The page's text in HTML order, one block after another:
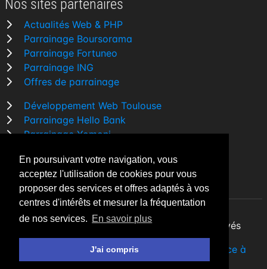
En poursuivant votre navigation, vous
acceptez l'utilisation de cookies pour vous
proposer des services et offres adaptés à vos
centres d'intérêts et mesurer la fréquentation
de nos services. En savoir plus
J'ai compris
Nos sites partenaires
Actualités Web & PHP
Parrainage Boursorama
Parrainage Fortuneo
Parrainage ING
Offres de parrainage
Développement Web Toulouse
Parrainage Hello Bank
Parrainage Yomoni
Comparatif banque
By Night v5.7.3| © 2026 - Tous droits réservés
par undéveloppeur Web Freelance à
Toulouse